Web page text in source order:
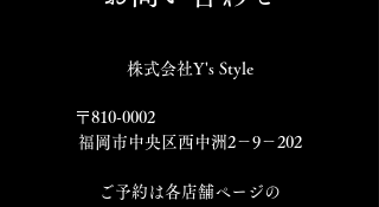
株式会社Y's Style
〒810-0002
福岡市中央区西中洲2－9－202
​ご予約は各店舗ページの